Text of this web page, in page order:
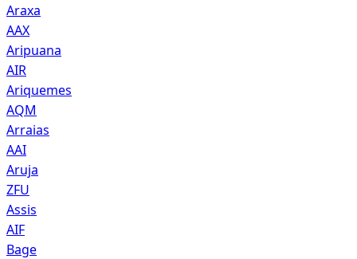
Araxa
AAX
Aripuana
AIR
Ariquemes
AQM
Arraias
AAI
Aruja
ZFU
Assis
AIF
Bage